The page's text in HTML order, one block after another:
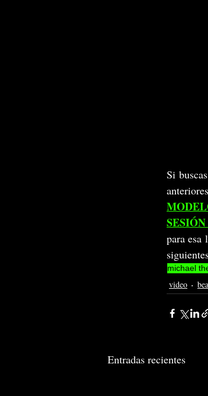
Si
para esa
michael
video
Entradas recientes